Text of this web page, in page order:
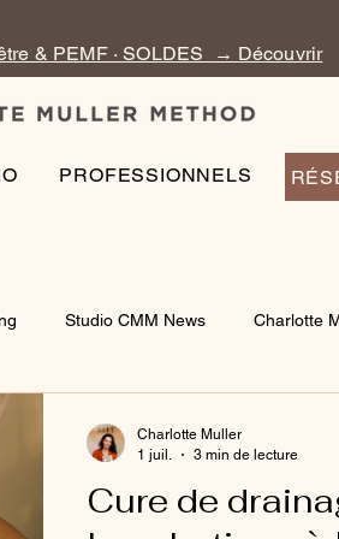
& PEMF · SOLDES → Découvrir
PROFESSIONNELS
Studio CMM News Charlotte
Cure de
Charlotte Muller
1 juil.
3 min de lecture